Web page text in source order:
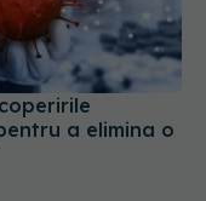
a elimina o